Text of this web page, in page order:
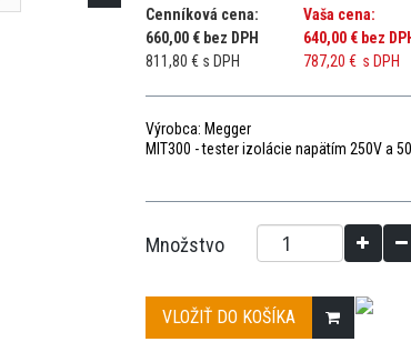
Cenníková cena:
660,00 € bez DPH
811,80 € s DPH
Vaša cena:
640,00 € bez
787,20 € s DPH
Výrobca: Megger
MIT300 - tester izolácie napätím 250V a
Množstvo
VLOŽIŤ DO KOŠÍKA